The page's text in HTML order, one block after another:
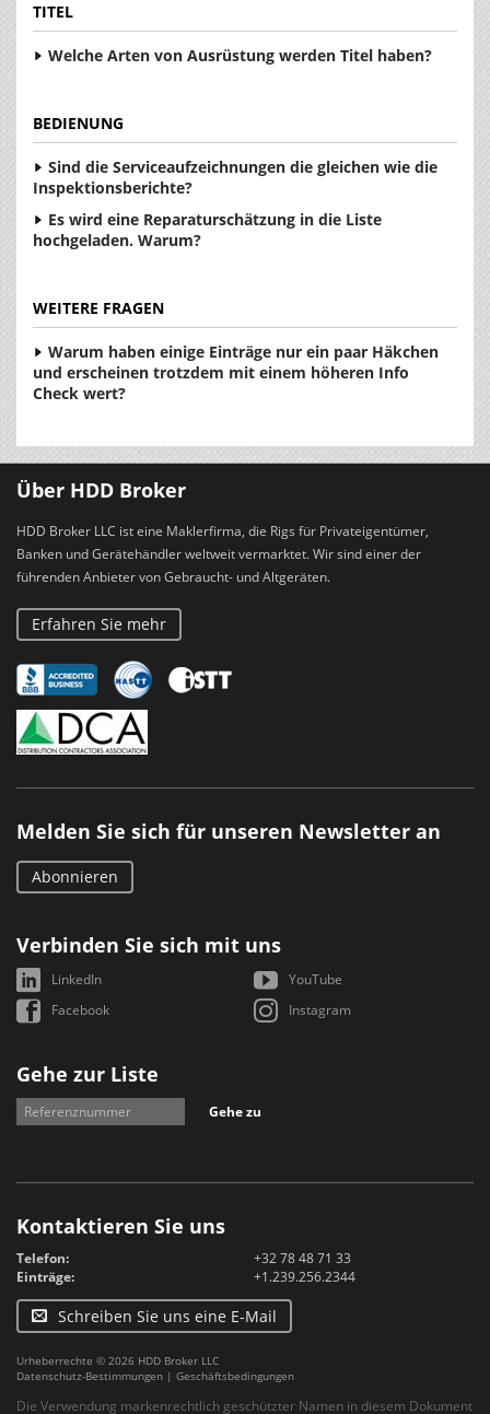
TITEL
Welche Arten von Ausrüstung werden Titel haben?
BEDIENUNG
Sind die Serviceaufzeichnungen die gleichen wie die
Inspektionsberichte?
Es wird eine Reparaturschätzung in die Liste
hochgeladen. Warum?
WEITERE FRAGEN
Warum haben einige Einträge nur ein paar Häkchen
und erscheinen trotzdem mit einem höheren Info
Check wert?
Über HDD Broker
HDD Broker LLC ist eine Maklerfirma, die Rigs für Privateigentümer,
Banken und Gerätehändler weltweit vermarktet. Wir sind einer der
führenden Anbieter von Gebraucht- und Altgeräten.
Erfahren Sie mehr
Melden Sie sich für unseren Newsletter an
Abonnieren
Verbinden Sie sich mit uns
LinkedIn
YouTube
Facebook
Instagram
Gehe zur Liste
Gehe zu
Kontaktieren Sie uns
Telefon:
+32 78 48 71 33
Einträge:
+1.239.256.2344
Schreiben Sie uns eine E-Mail
Urheberrechte © 2026 HDD Broker LLC
Datenschutz-Bestimmungen | Geschäftsbedingungen
Die Verwendung markenrechtlich geschützter Namen in diesem Dokument